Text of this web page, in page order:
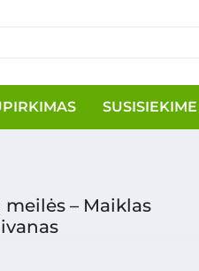
SUSISIEKIME
– Maiklas